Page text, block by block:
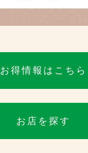
お得情報はこちら
お店を探す